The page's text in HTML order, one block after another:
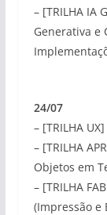
– [TRILHA IA
Generativa e
24/07
– [TRILHA
– [TRILHA
Objetos em
– [TRILHA
(Impressão e